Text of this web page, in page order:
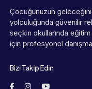
Çocuğunuzun
yolculuğunda güvenilir
seçkin okullarında
için profesyonel
Bizi Takip Edin